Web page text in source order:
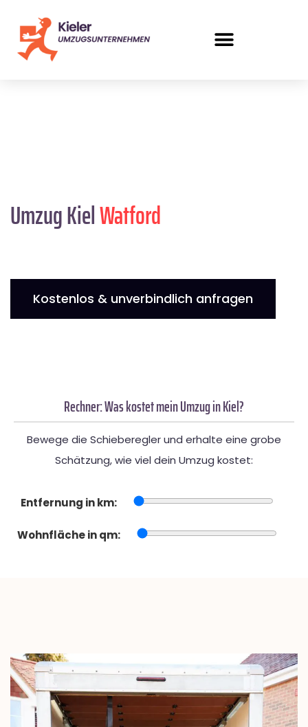
Umzug KielWatford
Kostenlos & unverbindlich anfragen
Rechner: Was kostet mein Umzug in Kiel?
Bewege die Schieberegler und erhalte eine grobe
Schätzung, wie viel dein Umzug kostet:
Entfernung in km:
Wohnfläche in qm: